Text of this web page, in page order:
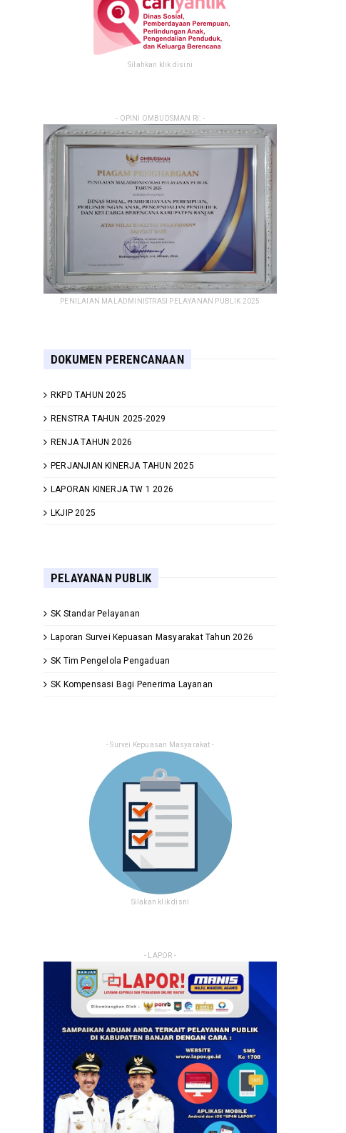
Silahkan klik disini
- OPINI OMBUDSMAN RI: -
PENILAIAN MALADMINISTRASI PELAYANAN PUBLIK 2025
DOKUMEN PERENCANAAN
RKPD TAHUN 2025
RENSTRA TAHUN 2025-2029
RENJA TAHUN 2026
PERJANJIAN KINERJA TAHUN 2025
LAPORAN KINERJA TW 1 2026
LKJIP 2025
PELAYANAN PUBLIK
SK Standar Pelayanan
Laporan Survei Kepuasan Masyarakat Tahun 2026
SK Tim Pengelola Pengaduan
SK Kompensasi Bagi Penerima Layanan
- Survei Kepuasan Masyarakat -
Silakan klik disni
- LAPOR -